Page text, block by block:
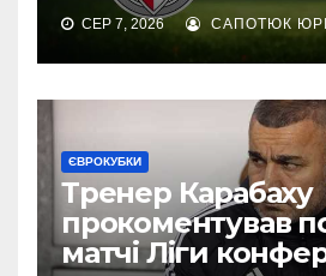
СЕР 7, 2026 САПОТЮК
ЄВРОКУБКИ
Тренер Карабаху
прокоментував
матчі Ліги